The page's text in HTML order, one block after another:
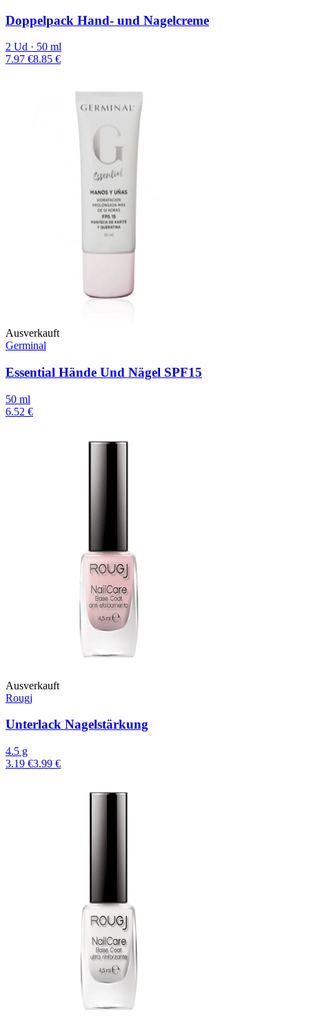
Doppelpack Hand- und Nagelcreme
2 Ud · 50 ml
7.97 €8.85 €
Ausverkauft
Germinal
Essential Hände Und Nägel SPF15
50 ml
6.52 €
Ausverkauft
Rougj
Unterlack Nagelstärkung
4.5 g
3.19 €3.99 €